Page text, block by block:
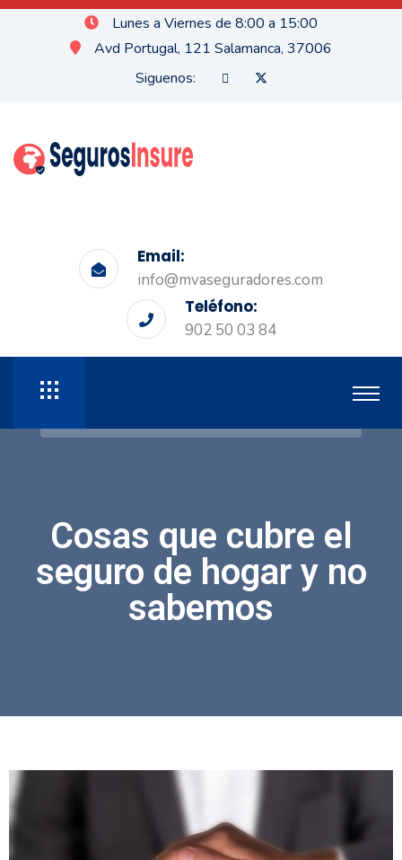
Lunes a Viernes de 8:00 a 15:00
Avd Portugal, 121 Salamanca, 37006
Siguenos:
Email:
info@mvaseguradores.com
Teléfono:
902 50 03 84
Cosas que cubre el
seguro de hogar y no
sabemos